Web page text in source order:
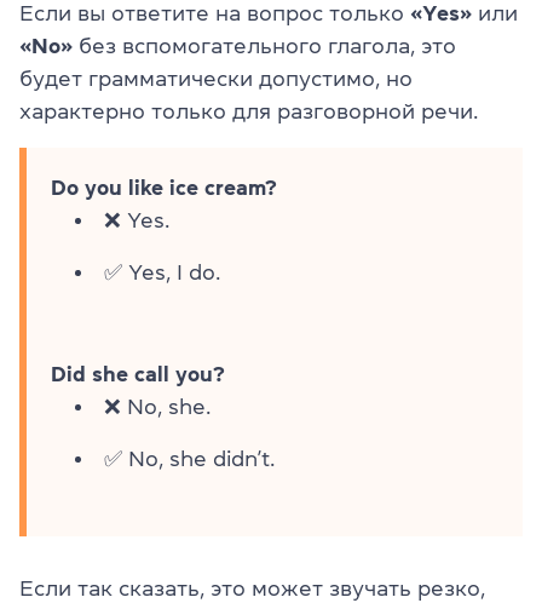
Если вы ответите на вопрос только «Yes» или
«No» без вспомогательного глагола, это
будет грамматически допустимо, но
характерно только для разговорной речи.
Do you like ice cream?
❌ Yes.
✅ Yes, I do.
Did she call you?
❌ No, she.
✅ No, she didn’t.
Если так сказать, это может звучать резко,